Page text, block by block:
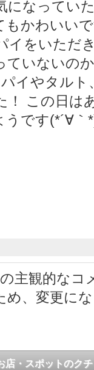
になってい
もかわいい
イをいただ
ていないの
イやタル
！ この日は
うです(*´∀
主観的なコ
め、変更に
店・スポットのク